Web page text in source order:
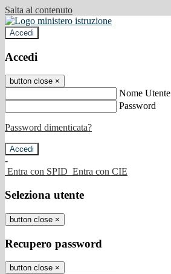
Salta al contenuto
Accedi
Accedi
button close ×
Nome Utente
Password
Password dimenticata?
-
Entra con SPID Entra con CIE
Seleziona utente
button close ×
Recupero password
button close ×